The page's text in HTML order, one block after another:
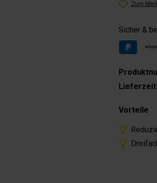
Zum
Sicher &
Lieferzeit:
Vorteile